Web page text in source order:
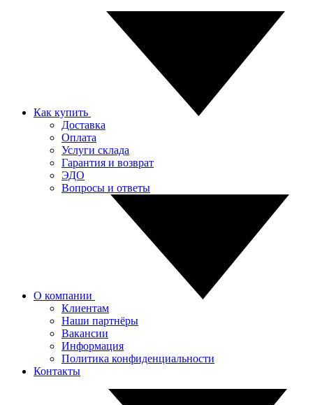
Как купить
Доставка
Оплата
Услуги склада
Гарантия и возврат
ЭДО
Вопросы и ответы
О компании
Клиентам
Наши партнёры
Вакансии
Информация
Политика конфиденциальности
Контакты